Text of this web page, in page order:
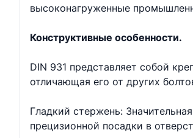
высоконагруженные
Конструктивные особенности.
DIN 931 представляет собой
отличающая его от других
Гладкий стержень:
прецизионной посадки в